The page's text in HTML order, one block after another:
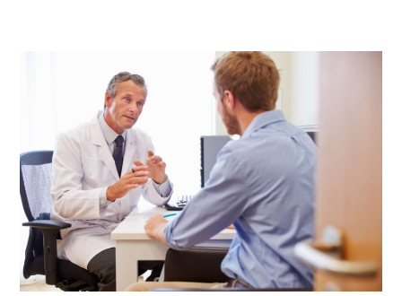
MÉDECINE
MÉDECINE DOUCE
BIEN-ÊTRE
SANTÉ BUCCO-DENTAIRE